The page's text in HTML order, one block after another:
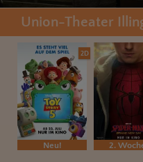
Union-Theater
2D
Neu! 2.